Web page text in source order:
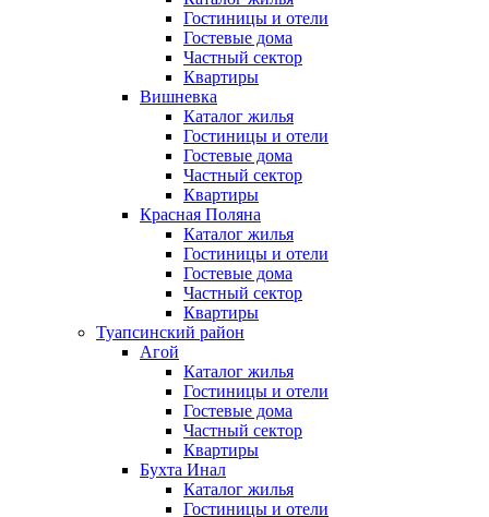
Гостиницы и отели
Гостевые дома
Частный сектор
Квартиры
Вишневка
Каталог жилья
Гостиницы и отели
Гостевые дома
Частный сектор
Квартиры
Красная Поляна
Каталог жилья
Гостиницы и отели
Гостевые дома
Частный сектор
Квартиры
Туапсинский район
Агой
Каталог жилья
Гостиницы и отели
Гостевые дома
Частный сектор
Квартиры
Бухта Инал
Каталог жилья
Гостиницы и отели